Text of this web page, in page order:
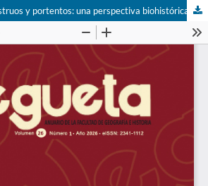
Teratopolítica, monstruos y portentos: una perspectiva biohistórica, 1767-1820.